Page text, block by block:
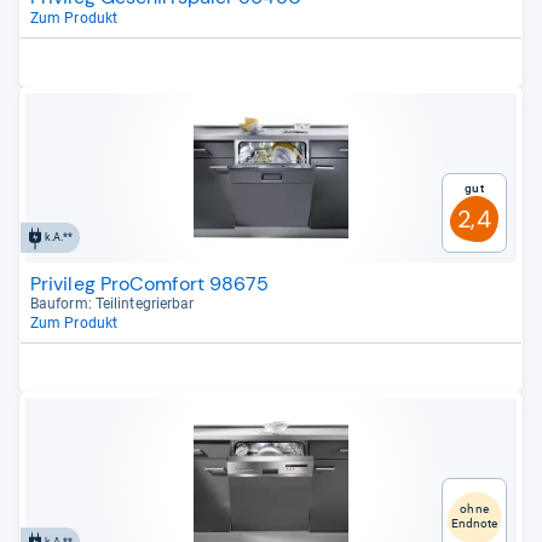
Zum Produkt
k.A.**
Gut
2,4
Privileg ProComfort 98675
Bau­form: Teilin­te­grier­bar
Zum Produkt
ohne
Endnote